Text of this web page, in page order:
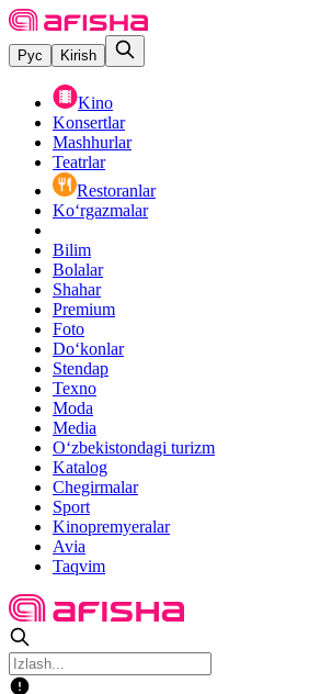
Рус Kirish
Kino
Konsertlar
Mashhurlar
Teatrlar
Restoranlar
Ko‘rgazmalar
Bilim
Bolalar
Shahar
Premium
Foto
Do‘konlar
Stendap
Texno
Moda
Media
O‘zbekistondagi turizm
Katalog
Chegirmalar
Sport
Kinopremyeralar
Avia
Taqvim